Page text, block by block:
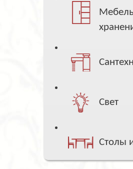
Свет
Столы